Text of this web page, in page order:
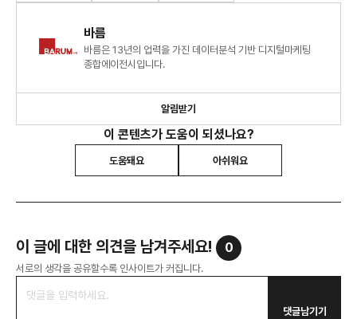
바름
바름은 13년의 업력을 가진 데이터분석 기반 디지털마케팅
종합에이전시입니다.
알림받기
이 콘텐츠가 도움이 되셨나요?
도움돼요 아쉬워요
이 글에 대한 의견을 남겨주세요! 0
서로의 생각을 공유할수록 인사이트가 커집니다.
댓글남기기